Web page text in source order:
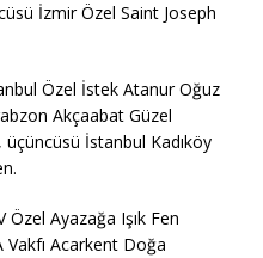
İzmir Özel Saint Joseph
Özel İstek Atanur Oğuz
Akçaabat Güzel
üçüncüsü İstanbul Kadıköy
Ayazağa Işık Fen
Vakfı Acarkent Doğa